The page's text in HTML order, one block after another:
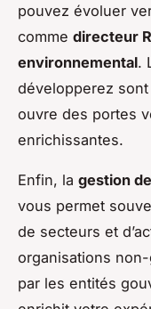
pouvez évoluer
comme directeur
environnemental.
développerez
ouvre des portes
enrichissantes.
Enfin, la gestion
vous permet
de secteurs et
organisations
par les entités